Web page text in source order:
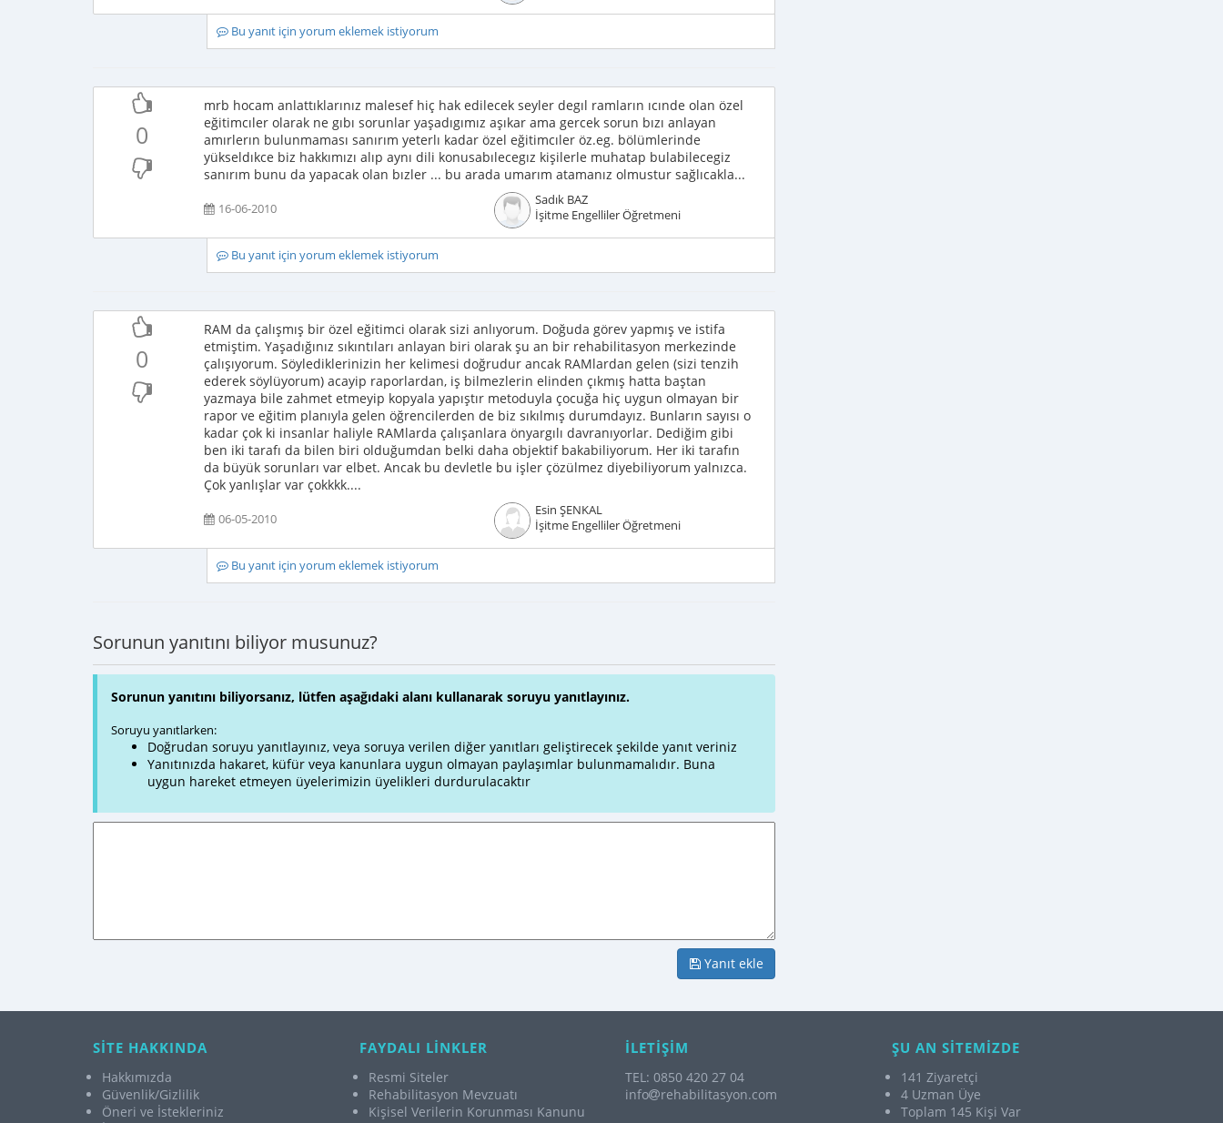
Bu yanıt için yorum eklemek istiyorum
0
mrb hocam anlattıklarınız malesef hiç hak edilecek seyler degıl ramların ıcınde olan özel
eğitimcıler olarak ne gıbı sorunlar yaşadıgımız aşıkar ama gercek sorun bızı anlayan
amırlerın bulunmaması sanırım yeterlı kadar özel eğitimcıler öz.eg. bölümlerinde
yükseldıkce biz hakkımızı alıp aynı dili konusabılecegız kişilerle muhatap bulabilecegiz
sanırım bunu da yapacak olan bızler ... bu arada umarım atamanız olmustur sağlıcakla...
16-06-2010
Sadık BAZ
İşitme Engelliler Öğretmeni
Bu yanıt için yorum eklemek istiyorum
0
RAM da çalışmış bir özel eğitimci olarak sizi anlıyorum. Doğuda görev yapmış ve istifa
etmiştim. Yaşadığınız sıkıntıları anlayan biri olarak şu an bir rehabilitasyon merkezinde
çalışıyorum. Söylediklerinizin her kelimesi doğrudur ancak RAMlardan gelen (sizi tenzih
ederek söylüyorum) acayip raporlardan, iş bilmezlerin elinden çıkmış hatta baştan
yazmaya bile zahmet etmeyip kopyala yapıştır metoduyla çocuğa hiç uygun olmayan bir
rapor ve eğitim planıyla gelen öğrencilerden de biz sıkılmış durumdayız. Bunların sayısı o
kadar çok ki insanlar haliyle RAMlarda çalışanlara önyargılı davranıyorlar. Dediğim gibi
ben iki tarafı da bilen biri olduğumdan belki daha objektif bakabiliyorum. Her iki tarafın
da büyük sorunları var elbet. Ancak bu devletle bu işler çözülmez diyebiliyorum yalnızca.
Çok yanlışlar var çokkkk....
06-05-2010
Esin ŞENKAL
İşitme Engelliler Öğretmeni
Bu yanıt için yorum eklemek istiyorum
Sorunun yanıtını biliyor musunuz?
Sorunun yanıtını biliyorsanız, lütfen aşağıdaki alanı kullanarak soruyu yanıtlayınız.
Soruyu yanıtlarken:
Doğrudan soruyu yanıtlayınız, veya soruya verilen diğer yanıtları geliştirecek şekilde yanıt veriniz
Yanıtınızda hakaret, küfür veya kanunlara uygun olmayan paylaşımlar bulunmamalıdır. Buna
uygun hareket etmeyen üyelerimizin üyelikleri durdurulacaktır
Yanıt ekle
SİTE HAKKINDA
Hakkımızda
Güvenlik/Gizlilik
Öneri ve İstekleriniz
FAYDALI LİNKLER
Resmi Siteler
Rehabilitasyon Mevzuatı
Kişisel Verilerin Korunması Kanunu
İLETİŞİM
TEL: 0850 420 27 04
info
rehabilitasyon.com
ŞU AN SİTEMİZDE
141 Ziyaretçi
4 Uzman Üye
Toplam 145 Kişi Var